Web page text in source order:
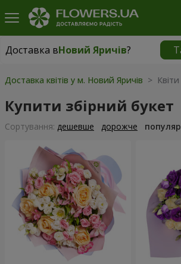
Доставка вНовий Яричів?
Доставка вНовий Яричів|
Доставка квітів у м. Новий Яричів >
Купити збірний букет
Сортування: дешевше дорожче